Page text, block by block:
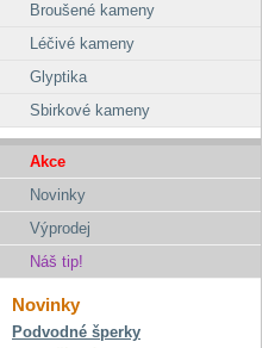
Broušené kameny
Léčivé kameny
Glyptika
Sbirkové kameny
Akce
Novinky
Výprodej
Náš tip!
Novinky
Podvodné šperky